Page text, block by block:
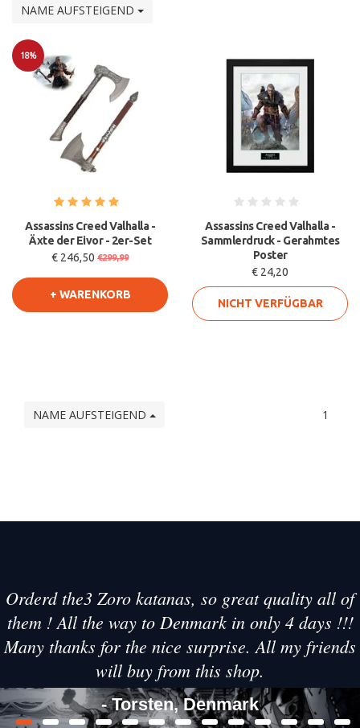
NAME AUFSTEIGEND
18%
Sale
Assassins Creed Valhalla -
Äxte der Eivor - 2er-Set
€ 246,50 €299,99
+ WARENKORB
Assassins Creed Valhalla -
Sammlerdruck - Gerahmtes
Poster
€ 24,20
NICHT VERFÜGBAR
NAME AUFSTEIGEND 1
Orderd the3 Zoro katanas, so great quality all of
them ! All the way to Denmark in only 4 days !!!
Many thanks for the nice surprise. All my friends
will buy from this shop.
- Torsten, Denmark